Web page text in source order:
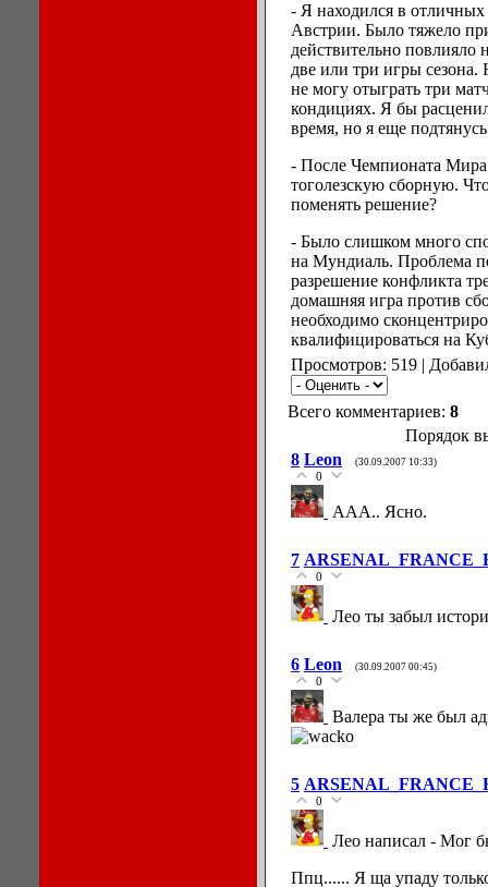
- Я находился в
Австрии. Было тяжело
действительно
две или три игры сезона.
не могу отыграть три
кондициях. Я бы
время, но я еще
- После Чемпионата Мира
тоголезскую сборную.
поменять решение?
- Было слишком много
на Мундиаль. Проблема
разрешение конфликта
домашняя игра против
необходимо
квалифицироваться на
Просмотров: 519 |
Всего комментариев: 8
Порядок
8 Leon (30.09.2007 10:33)
0
ААА.. Ясно.
7
0
Лео ты забыл
6 Leon (30.09.2007 00:45)
0
Валера ты же был
5
0
Лео написал - Мог
Ппц...... Я ща упаду